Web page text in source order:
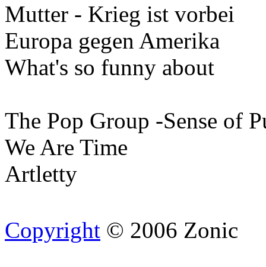
Mutter - Krieg ist vorbei
Europa gegen Amerika
What's so funny about
The Pop Group -Sense of
We Are Time
Artletty
Copyright © 2006 Zonic